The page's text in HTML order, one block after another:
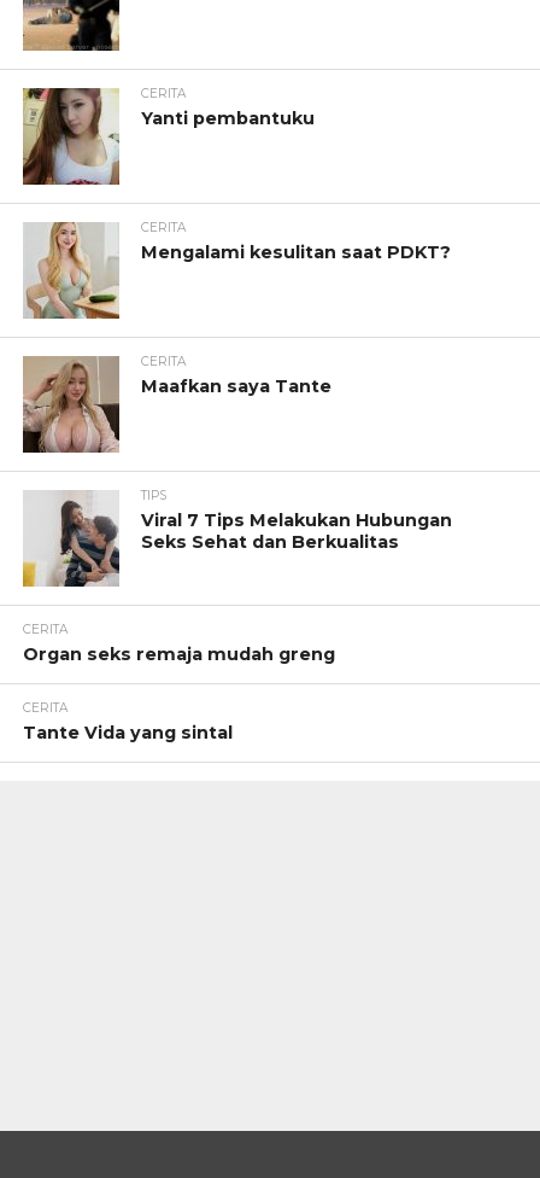
CERITA
Yanti pembantuku
CERITA
Mengalami kesulitan saat PDKT?
CERITA
Maafkan saya Tante
TIPS
Viral 7 Tips Melakukan Hubungan
Seks Sehat dan Berkualitas
CERITA
Organ seks remaja mudah greng
CERITA
Tante Vida yang sintal